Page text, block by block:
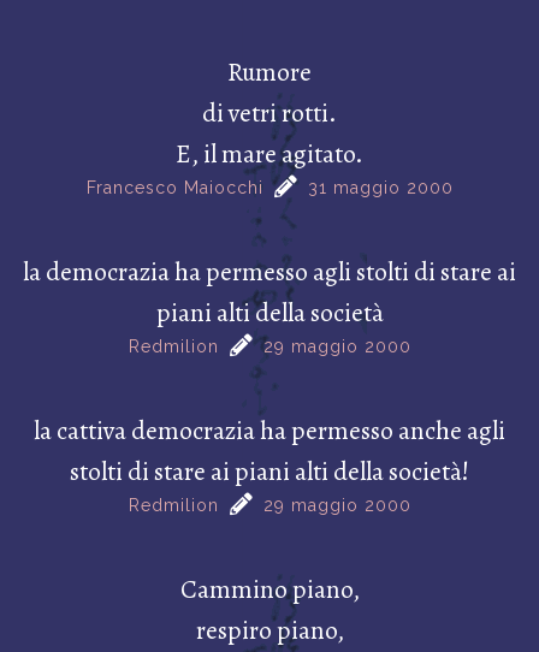
Rumore
di vetri rotti.
E, il mare agitato.
Francesco Maiocchi 31 maggio 2000
la democrazia ha permesso agli stolti di stare ai
piani alti della società
Redmilion 29 maggio 2000
la cattiva democrazia ha permesso anche agli
stolti di stare ai piani alti della società!
Redmilion 29 maggio 2000
Cammino piano,
respiro piano,